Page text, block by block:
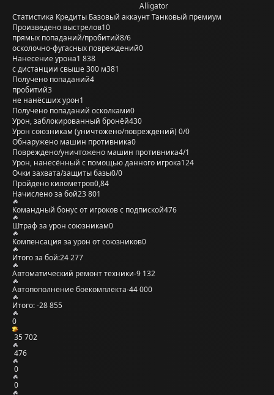
Alligator
Статистика Кредиты Базовый аккаунтТанковый премиум
Произведено выстрелов10
прямых попаданий/пробитий8/6
осколочно-фугасных повреждений0
Нанесение урона1 838
с дистанции свыше 300 м381
Получено попаданий4
пробитий3
не нанёсших урон1
Получено попаданий осколками0
Урон, заблокированный бронёй430
Урон союзникам (уничтожено/повреждений) 0/0
Обнаружено машин противника0
Повреждено/уничтожено машин противника4/1
Урон, нанесённый с помощью данного игрока124
Очки захвата/защиты базы0/0
Пройдено километров0,84
Начислено за бой23 801
Командный бонус от игроков с подпиской476
Штраф за урон союзникам0
Компенсация за урон от союзников0
Итого за бой:24 277
Автоматический ремонт техники-9 132
Автопополнение боекомплекта-44 000
Итого:-28 855
0
35 702
476
0
0